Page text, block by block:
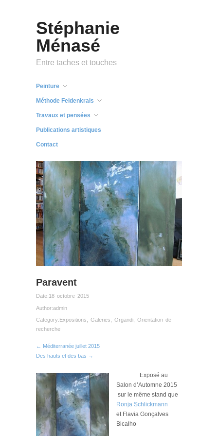
Stéphanie
Ménasé
Entre taches et touches
Peinture
Méthode Feldenkrais
Travaux et pensées
Publications artistiques
Contact
Paravent
Date:18 octobre 2015
Author:admin
Category:Expositions Galeries Organdi
Orientation de
recherche
← Méditerranée juillet 2015
Des hauts et des bas →
Exposé au
Salon d’Automne 2015
sur le même stand que
Ronja Schlickmann
et Flavia Gonçalves
Bicalho